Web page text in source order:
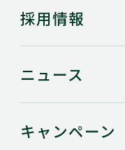
採用情報
ニュース
キャンペーン